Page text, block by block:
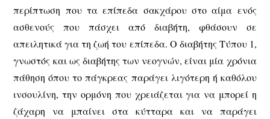
περίπτωση που τα επίπεδα σακχάρου στο αίμα ενός
ασθενούς που πάσχει από διαβήτη, φθάσουν σε
απειλητικά για τη ζωή του επίπεδα. Ο διαβήτης Τύπου 1,
γνωστός και ως διαβήτης των νεογνών, είναι μία χρόνια
πάθηση όπου το πάγκρεας παράγει λιγότερη ή καθόλου
ινσουλίνη, την ορμόνη που χρειάζεται για να μπορεί η
ζάχαρη να μπαίνει στα κύτταρα και να παράγει